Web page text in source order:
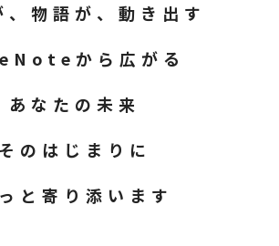
、物語が、動き出す
から広がる
あなたの未来
そのはじまりに
と寄り添います